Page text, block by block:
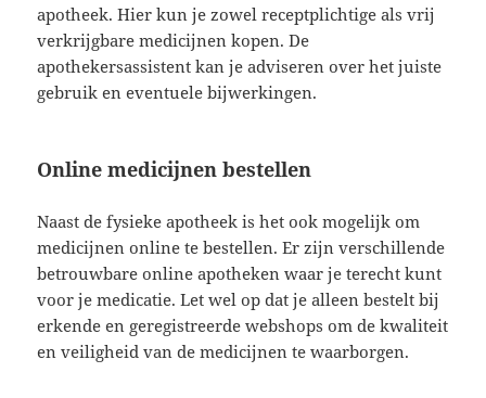
apotheek. Hier kun je zowel receptplichtige als vrij
verkrijgbare medicijnen kopen. De
apothekersassistent kan je adviseren over het juiste
gebruik en eventuele bijwerkingen.
Online medicijnen bestellen
Naast de fysieke apotheek is het ook mogelijk om
medicijnen online te bestellen. Er zijn verschillende
betrouwbare online apotheken waar je terecht kunt
voor je medicatie. Let wel op dat je alleen bestelt bij
erkende en geregistreerde webshops om de kwaliteit
en veiligheid van de medicijnen te waarborgen.